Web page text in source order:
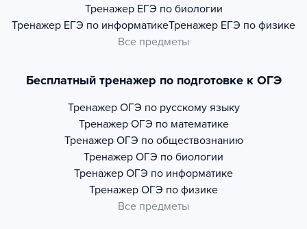
Тренажер ЕГЭ по биологии
Тренажер ЕГЭ по информатикеТренажер ЕГЭ по физике
Все предметы
Бесплатный тренажер по подготовке к ОГЭ
Тренажер ОГЭ по русскому языку
Тренажер ОГЭ по математике
Тренажер ОГЭ по обществознанию
Тренажер ОГЭ по биологии
Тренажер ОГЭ по информатике
Тренажер ОГЭ по физике
Все предметы